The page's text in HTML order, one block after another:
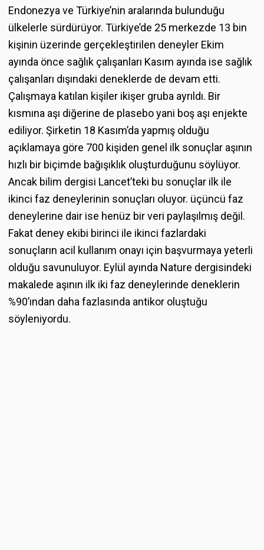
Endonezya ve Türkiye’nin aralarında bulunduğu
ülkelerle sürdürüyor. Türkiye’de 25 merkezde 13 bin
kişinin üzerinde gerçekleştirilen deneyler Ekim
ayında önce sağlık çalışanları Kasım ayında ise sağlık
çalışanları dışındaki deneklerde de devam etti.
Çalışmaya katılan kişiler ikişer gruba ayrıldı. Bir
kısmına aşı diğerine de plasebo yani boş aşı enjekte
ediliyor. Şirketin 18 Kasım’da yapmış olduğu
açıklamaya göre 700 kişiden genel ilk sonuçlar aşının
hızlı bir biçimde bağışıklık oluşturduğunu söylüyor.
Ancak bilim dergisi Lancet’teki bu sonuçlar ilk ile
ikinci faz deneylerinin sonuçları oluyor. üçüncü faz
deneylerine dair ise henüz bir veri paylaşılmış değil.
Fakat deney ekibi birinci ile ikinci fazlardaki
sonuçların acil kullanım onayı için başvurmaya yeterli
olduğu savunuluyor. Eylül ayında Nature dergisindeki
makalede aşının ilk iki faz deneylerinde deneklerin
%90’ından daha fazlasında antikor oluştuğu
söyleniyordu.